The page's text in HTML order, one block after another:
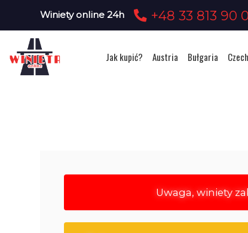
Winiety online 24h +48 33 813 90
Jak kupić? Austria Bułgaria
Uwaga, winiety